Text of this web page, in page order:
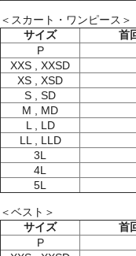
＜スカート・ワンピース＞
サイズ
首
P
XXS , XXSD
XS , XSD
S , SD
M , MD
L , LD
LL , LLD
3L
4L
5L
＜ベスト＞
サイズ
首
P